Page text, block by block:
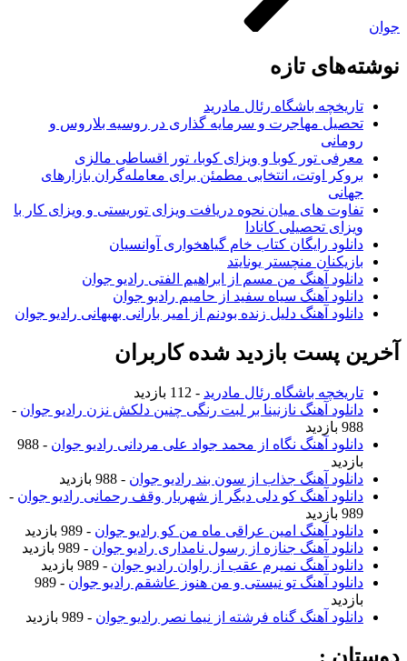
جوان
نوشته‌های تازه
تاریخچه باشگاه رئال مادرید
تحصیل مهاجرت و سرمایه گذاری در روسیه بلاروس و
رومانی
معرفی تور کوبا و ویزای کوبا، تور اقساطی مالزی
بروکر اوتت، انتخابی مطمئن برای معامله‌گران بازارهای
جهانی
تفاوت های میان نحوه دریافت ویزای توریستی و ویزای کار با
ویزای تحصیلی کانادا
دانلود رایگان کتاب خام گیاهخواری آوانسیان
بازیکنان منچستر یونایتد
دانلود آهنگ من مسم از ابراهیم الفتی رادیو جوان
دانلود آهنگ سیاه سفید از حامیم رادیو جوان
دانلود آهنگ دلیل زنده بودنم از امیر بارانی بهبهانی رادیو جوان
آخرین پست بازدید شده کاربران
تاریخچه باشگاه رئال مادرید - 112 بازدید
دانلود آهنگ نازنینا بر لبت رنگی چنین دلکش نزن رادیو جوان -
988 بازدید
دانلود آهنگ نگاه از محمد جواد علی مردانی رادیو جوان
- 988
بازدید
دانلود آهنگ جذاب از سون بند رادیو جوان - 988 بازدید
دانلود آهنگ کو دلی دیگر از شهریار وقف رحمانی رادیو جوان -
989 بازدید
دانلود آهنگ امین عراقی ماه من کو رادیو جوان - 989 بازدید
دانلود آهنگ جنازه از رسول نامداری رادیو جوان - 989 بازدید
دانلود آهنگ نمیرم عقب از راوان رادیو جوان - 989 بازدید
دانلود آهنگ تو نیستی و من هنوز عاشقم رادیو جوان
- 989
بازدید
دانلود آهنگ گناه فرشته از نیما نصر رادیو جوان - 989 بازدید
دوستان :